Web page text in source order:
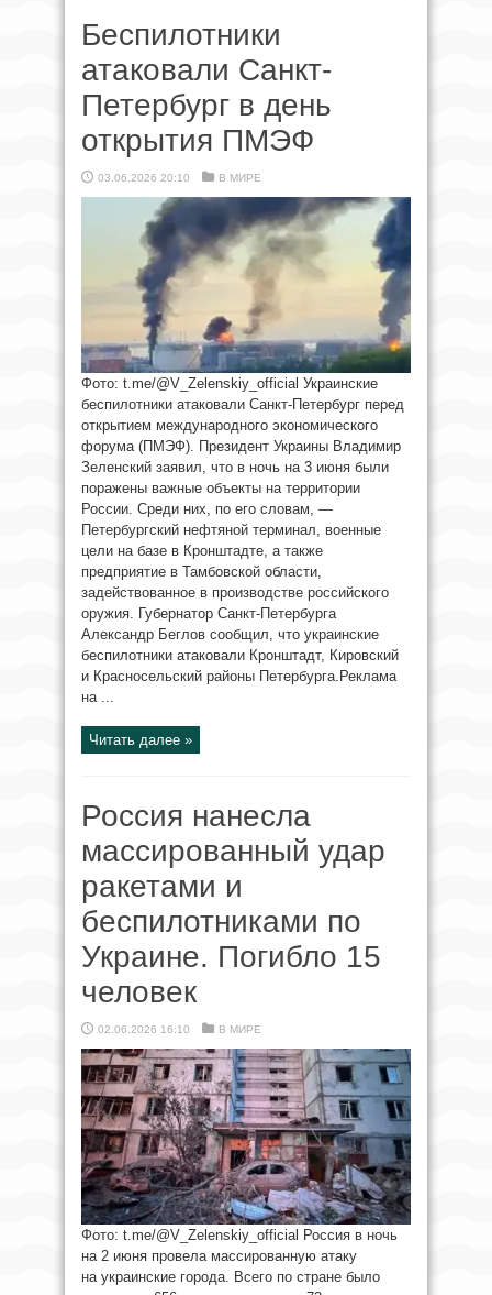
Беспилотники
атаковали Санкт-
Петербург в день
открытия ПМЭФ
03.06.2026 20:10 В МИРЕ
Фото: t.me/@V_Zelenskiy_official Украинские
беспилотники атаковали Санкт-Петербург перед
открытием международного экономического
форума (ПМЭФ). Президент Украины Владимир
Зеленский заявил, что в ночь на 3 июня были
поражены важные объекты на территории
России. Среди них, по его словам, —
Петербургский нефтяной терминал, военные
цели на базе в Кронштадте, а также
предприятие в Тамбовской области,
задействованное в производстве российского
оружия. Губернатор Санкт-Петербурга
Александр Беглов сообщил, что украинские
беспилотники атаковали Кронштадт, Кировский
и Красносельский районы Петербурга.Реклама
на ...
Читать далее »
Россия нанесла
массированный удар
ракетами и
беспилотниками по
Украине. Погибло 15
человек
02.06.2026 16:10 В МИРЕ
Фото: t.me/@V_Zelenskiy_official Россия в ночь
на 2 июня провела массированную атаку
на украинские города. Всего по стране было